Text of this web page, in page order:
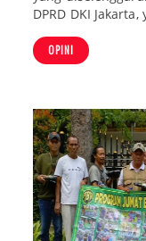
DPRD DKI
OPINI